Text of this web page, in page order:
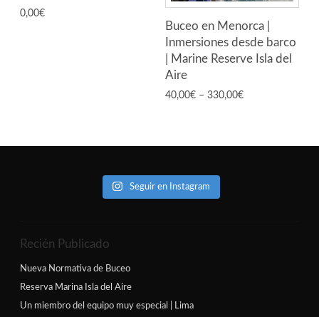
0,00€
Buceo en Menorca |
Inmersiones desde barco
| Marine Reserve Isla del
Aire
40,00€– 330,00€
Seguir en Instagram
Recién Publicado
Nueva Normativa de Buceo
Reserva Marina Isla del Aire
Un miembro del equipo muy especial | Lima